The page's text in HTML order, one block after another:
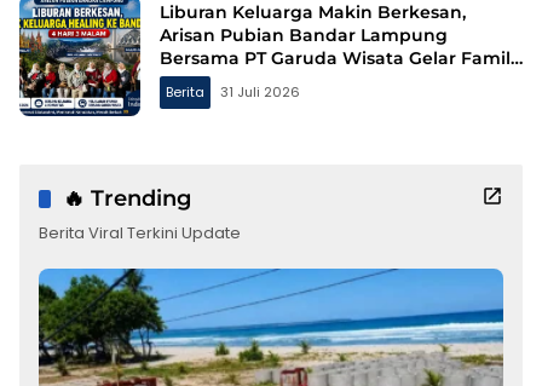
Liburan Keluarga Makin Berkesan,
Arisan Pubian Bandar Lampung
Bersama PT Garuda Wisata Gelar Family
Gathering ke Bandung
Berita 31 Juli 2026
🔥 Trending
Berita Viral Terkini Update